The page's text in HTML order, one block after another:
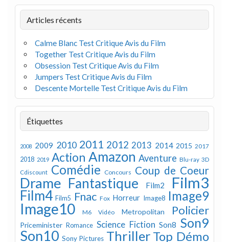
Articles récents
Calme Blanc Test Critique Avis du Film
Together Test Critique Avis du Film
Obsession Test Critique Avis du Film
Jumpers Test Critique Avis du Film
Descente Mortelle Test Critique Avis du Film
Étiquettes
2008 2009 2010 2011 2012 2013 2014 2015 2017
2018 2019 Action Amazon Aventure Blu-ray 3D
Cdiscount Comédie Concours Coup de Coeur
Drame Fantastique Film2 Film3
Film4 Film5 Fnac Fox Horreur Image8 Image9
Image10 M6 Vidéo Metropolitan Policier
Priceminister Romance Science Fiction Son8 Son9
Son10 Sony Pictures Thriller Top Démo